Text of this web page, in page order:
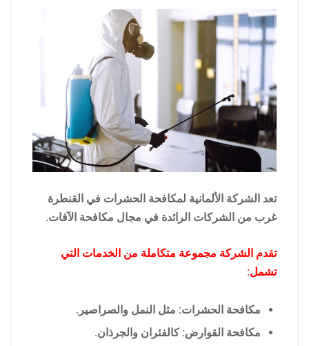
تعد الشركة الألمانية لمكافحة الحشرات في القنطرة
غرب من الشركات الرائدة في مجال مكافحة الآفات.
تقدم الشركة مجموعة متكاملة من الخدمات التي
تشمل:
مكافحة الحشرات: مثل النمل والصراصير.
مكافحة القوارض: كالفئران والجرذان.